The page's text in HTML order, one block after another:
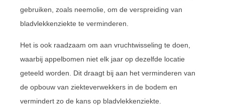
gebruiken, zoals neemolie, om de verspreiding van
bladvlekkenziekte te verminderen.
Het is ook raadzaam om aan vruchtwisseling te doen,
waarbij appelbomen niet elk jaar op dezelfde locatie
geteeld worden. Dit draagt bij aan het verminderen van
de opbouw van ziekteverwekkers in de bodem en
vermindert zo de kans op bladvlekkenziekte.